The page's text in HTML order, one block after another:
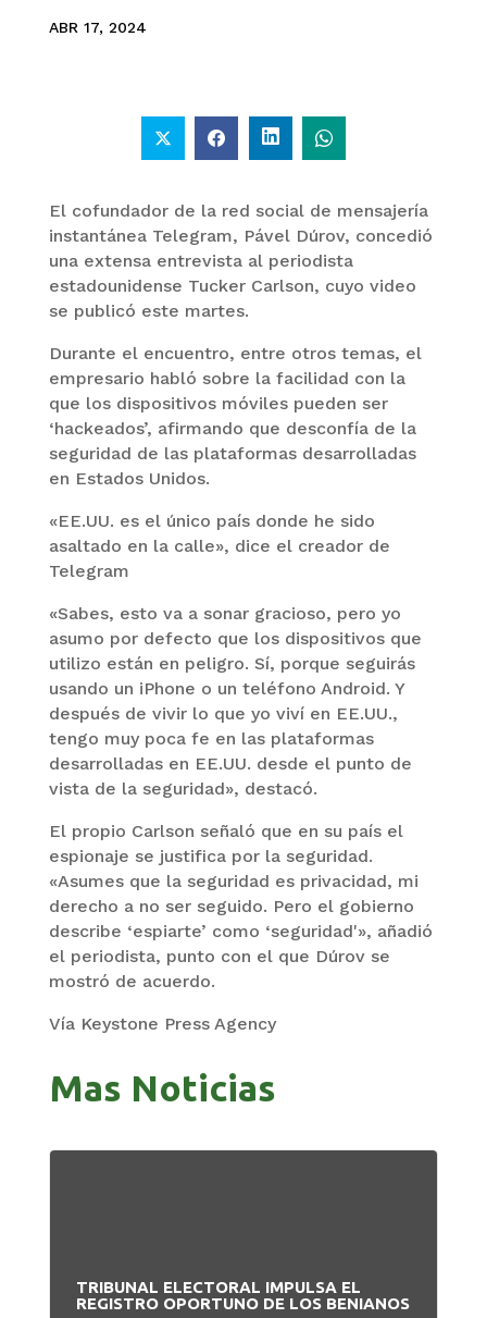
ABR 17, 2024
El cofundador de la red social de mensajería
instantánea Telegram, Pável Dúrov, concedió
una extensa entrevista al periodista
estadounidense Tucker Carlson, cuyo video
se publicó este martes.
Durante el encuentro, entre otros temas, el
empresario habló sobre la facilidad con la
que los dispositivos móviles pueden ser
‘hackeados’, afirmando que desconfía de la
seguridad de las plataformas desarrolladas
en Estados Unidos.
«EE.UU. es el único país donde he sido
asaltado en la calle», dice el creador de
Telegram
«Sabes, esto va a sonar gracioso, pero yo
asumo por defecto que los dispositivos que
utilizo están en peligro. Sí, porque seguirás
usando un iPhone o un teléfono Android. Y
después de vivir lo que yo viví en EE.UU.,
tengo muy poca fe en las plataformas
desarrolladas en EE.UU. desde el punto de
vista de la seguridad», destacó.
El propio Carlson señaló que en su país el
espionaje se justifica por la seguridad.
«Asumes que la seguridad es privacidad, mi
derecho a no ser seguido. Pero el gobierno
describe ‘espiarte’ como ‘seguridad'», añadió
el periodista, punto con el que Dúrov se
mostró de acuerdo.
Vía Keystone Press Agency
Mas Noticias
TRIBUNAL ELECTORAL IMPULSA EL
REGISTRO OPORTUNO DE LOS BENIANOS